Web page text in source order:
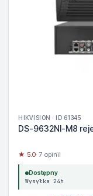
HIKVISION · ID 61345
DS-9632NI-M8
★ 5.0· 7 opinii
Dostępny
Wysyłka 24h